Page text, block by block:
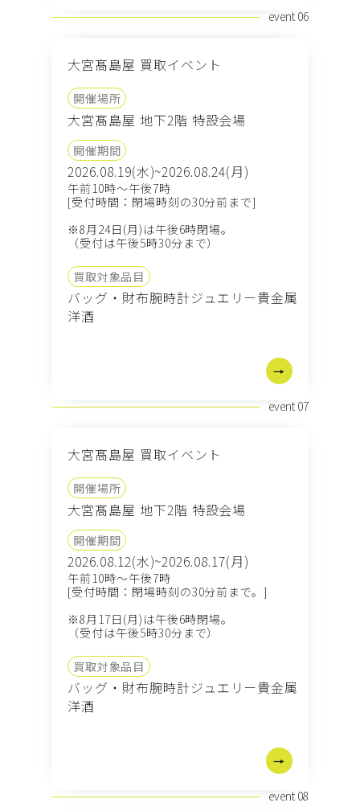
event 06
大宮髙島屋 買取イベント
開催場所
大宮髙島屋 地下2階 特設会場
開催期間
2026.08.19(水)~2026.08.24(月)
午前10時～午後7時
[受付時間：閉場時刻の30分前まで]
※8月24日(月)は午後6時閉場。
（受付は午後5時30分まで）
買取対象品目
バッグ・財布腕時計ジュエリー貴金属
洋酒
event 07
大宮髙島屋 買取イベント
開催場所
大宮髙島屋 地下2階 特設会場
開催期間
2026.08.12(水)~2026.08.17(月)
午前10時～午後7時
[受付時間：閉場時刻の30分前まで。]
※8月17日(月)は午後6時閉場。
（受付は午後5時30分まで）
買取対象品目
バッグ・財布腕時計ジュエリー貴金属
洋酒
event 08